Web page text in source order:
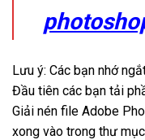
Lưu ý: Các bạn nhớ
Đầu tiên các bạn tải
Giải nén file Adobe
xong vào trong thư